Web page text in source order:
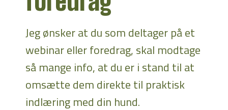
Jeg ønsker at du som deltager på et
webinar eller foredrag, skal modtage
så mange info, at du er i stand til at
omsætte dem direkte til praktisk
indlæring med din hund.